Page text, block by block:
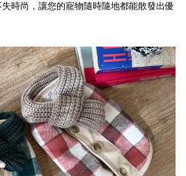
時尚，讓您的寵物隨時隨地都能散發出優